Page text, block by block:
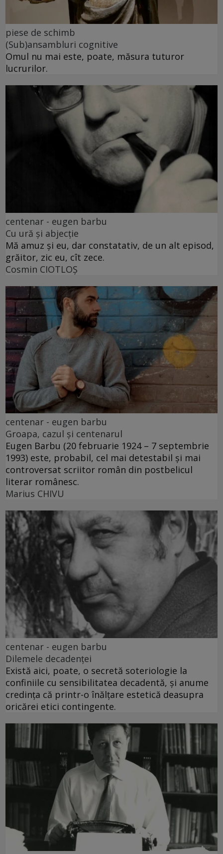
piese de schimb
(Sub)ansambluri cognitive
Omul nu mai este, poate, măsura tuturor
lucrurilor.
centenar - eugen barbu
Cu ură și abjecție
Mă amuz și eu, dar constatativ, de un alt episod,
grăitor, zic eu, cît zece.
Cosmin CIOTLOŞ
centenar - eugen barbu
Groapa, cazul și centenarul
Eugen Barbu (20 februarie 1924 – 7 septembrie
1993) este, probabil, cel mai detestabil și mai
controversat scriitor român din postbelicul
literar românesc.
Marius CHIVU
centenar - eugen barbu
Dilemele decadenței
Există aici, poate, o secretă soteriologie la
confiniile cu sensibilitatea decadentă, și anume
credința că printr-o înălțare estetică deasupra
oricărei etici contingente.